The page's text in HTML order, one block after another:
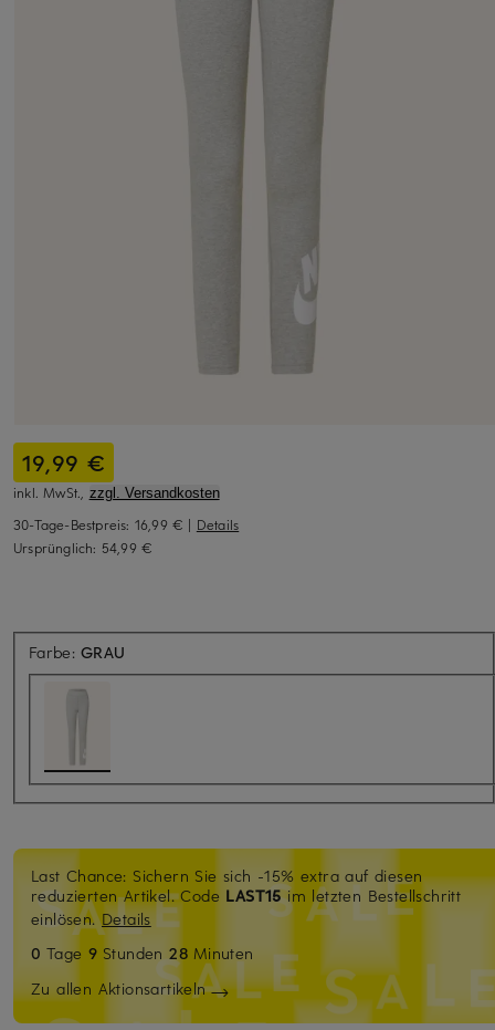
19,99 €
inkl. MwSt., zzgl. Versandkosten
30-Tage-Bestpreis: 16,99 € | Details
Ursprünglich: 54,99 €
Farbe:GRAU
Last Chance: Sichern Sie sich -15% extra auf diesen
reduzierten Artikel. Code LAST15im letzten Bestellschritt
einlösen.Details
0 Tage9 Stunden28 Minuten
Zu allen Aktionsartikeln